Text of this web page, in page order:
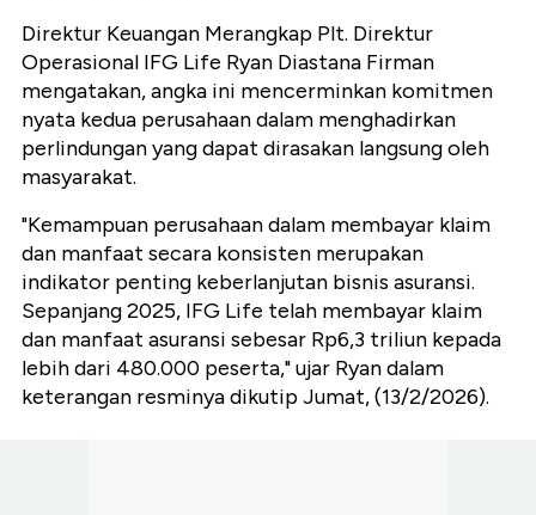
Direktur Keuangan Merangkap Plt. Direktur
Operasional IFG Life Ryan Diastana Firman
mengatakan, angka ini mencerminkan komitmen
nyata kedua perusahaan dalam menghadirkan
perlindungan yang dapat dirasakan langsung oleh
masyarakat.
"Kemampuan perusahaan dalam membayar klaim
dan manfaat secara konsisten merupakan
indikator penting keberlanjutan bisnis asuransi.
Sepanjang 2025, IFG Life telah membayar klaim
dan manfaat asuransi sebesar Rp6,3 triliun kepada
lebih dari 480.000 peserta," ujar Ryan dalam
keterangan resminya dikutip Jumat, (13/2/2026).